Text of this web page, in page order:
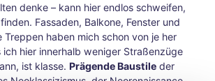
Herb
stwo
chen
ende
in
denke – kann hier endlos schweifen,
Fassaden, Balkone, Fenster und
Treppen haben mich schon von je her
ich hier innerhalb weniger Straßenzüge
ist klasse.Prägende Baustile der